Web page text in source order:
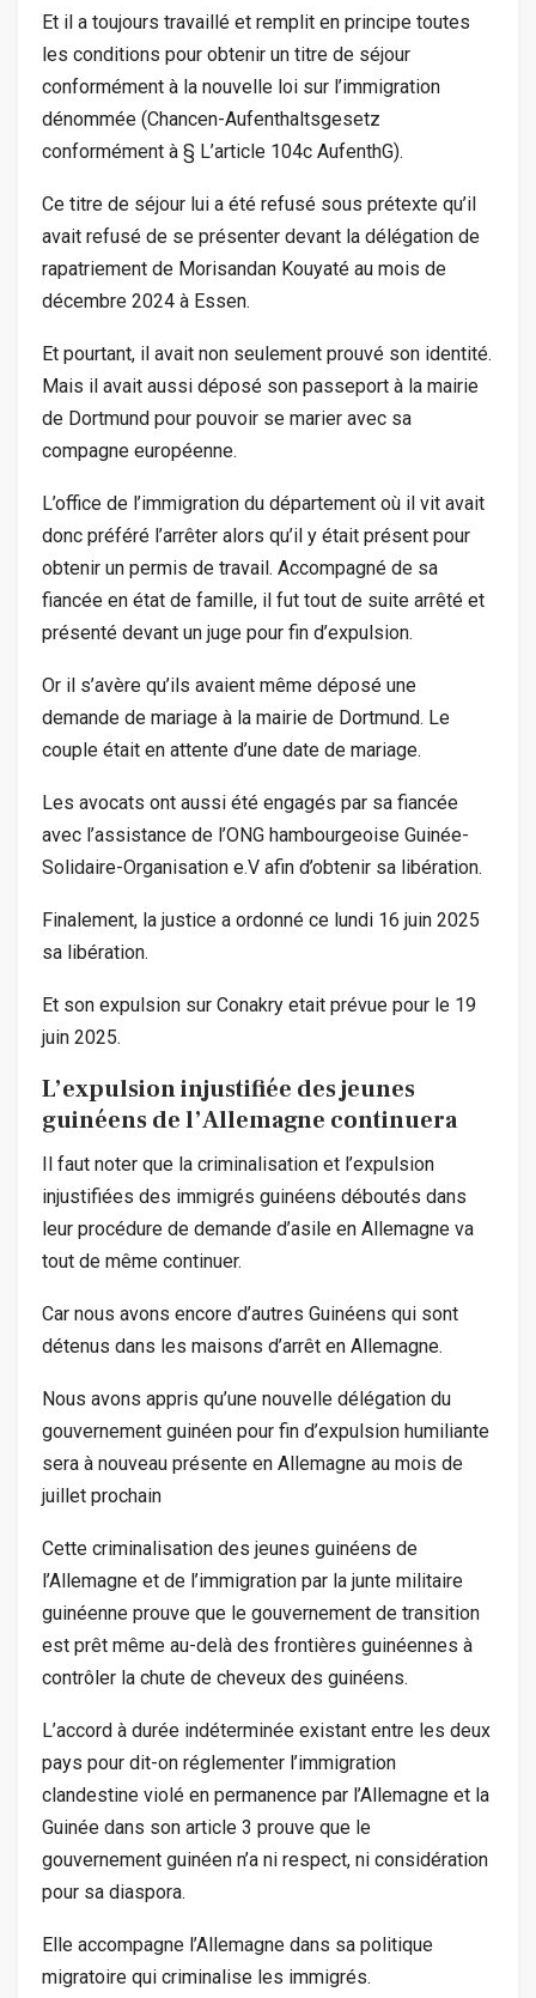
Et il a toujours travaillé et remplit en principe toutes
les conditions pour obtenir un titre de séjour
conformément à la nouvelle loi sur l’immigration
dénommée (Chancen-Aufenthaltsgesetz
conformément à § L’article 104c AufenthG).
Ce titre de séjour lui a été refusé sous prétexte qu’il
avait refusé de se présenter devant la délégation de
rapatriement de Morisandan Kouyaté au mois de
décembre 2024 à Essen.
Et pourtant, il avait non seulement prouvé son identité.
Mais il avait aussi déposé son passeport à la mairie
de Dortmund pour pouvoir se marier avec sa
compagne européenne.
L’office de l’immigration du département où il vit avait
donc préféré l’arrêter alors qu’il y était présent pour
obtenir un permis de travail. Accompagné de sa
fiancée en état de famille, il fut tout de suite arrêté et
présenté devant un juge pour fin d’expulsion.
Or il s’avère qu’ils avaient même déposé une
demande de mariage à la mairie de Dortmund. Le
couple était en attente d’une date de mariage.
Les avocats ont aussi été engagés par sa fiancée
avec l’assistance de l’ONG hambourgeoise Guinée-
Solidaire-Organisation e.V afin d’obtenir sa libération.
Finalement, la justice a ordonné ce lundi 16 juin 2025
sa libération.
Et son expulsion sur Conakry etait prévue pour le 19
juin 2025.
L’expulsion injustifiée des jeunes
guinéens de l’Allemagne continuera
Il faut noter que la criminalisation et l’expulsion
injustifiées des immigrés guinéens déboutés dans
leur procédure de demande d’asile en Allemagne va
tout de même continuer.
Car nous avons encore d’autres Guinéens qui sont
détenus dans les maisons d’arrêt en Allemagne.
Nous avons appris qu’une nouvelle délégation du
gouvernement guinéen pour fin d’expulsion humiliante
sera à nouveau présente en Allemagne au mois de
juillet prochain
Cette criminalisation des jeunes guinéens de
l’Allemagne et de l’immigration par la junte militaire
guinéenne prouve que le gouvernement de transition
est prêt même au-delà des frontières guinéennes à
contrôler la chute de cheveux des guinéens.
L’accord à durée indéterminée existant entre les deux
pays pour dit-on réglementer l’immigration
clandestine violé en permanence par l’Allemagne et la
Guinée dans son article 3 prouve que le
gouvernement guinéen n’a ni respect, ni considération
pour sa diaspora.
Elle accompagne l’Allemagne dans sa politique
migratoire qui criminalise les immigrés.